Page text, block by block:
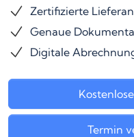
Zertifizierte
Genaue
Digitale
Termin